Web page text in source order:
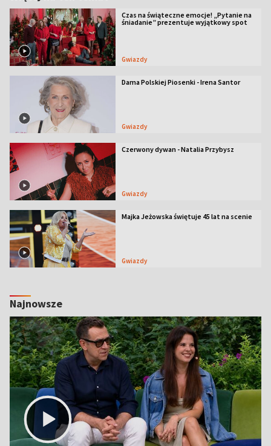
Czas na świąteczne emocje! „Pytanie na
śniadanie” prezentuje wyjątkowy spot
Gwiazdy
Dama Polskiej Piosenki - Irena Santor
Gwiazdy
Czerwony dywan - Natalia Przybysz
Gwiazdy
Majka Jeżowska świętuje 45 lat na scenie
Gwiazdy
Najnowsze